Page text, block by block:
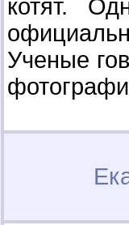
котят.
Ученые